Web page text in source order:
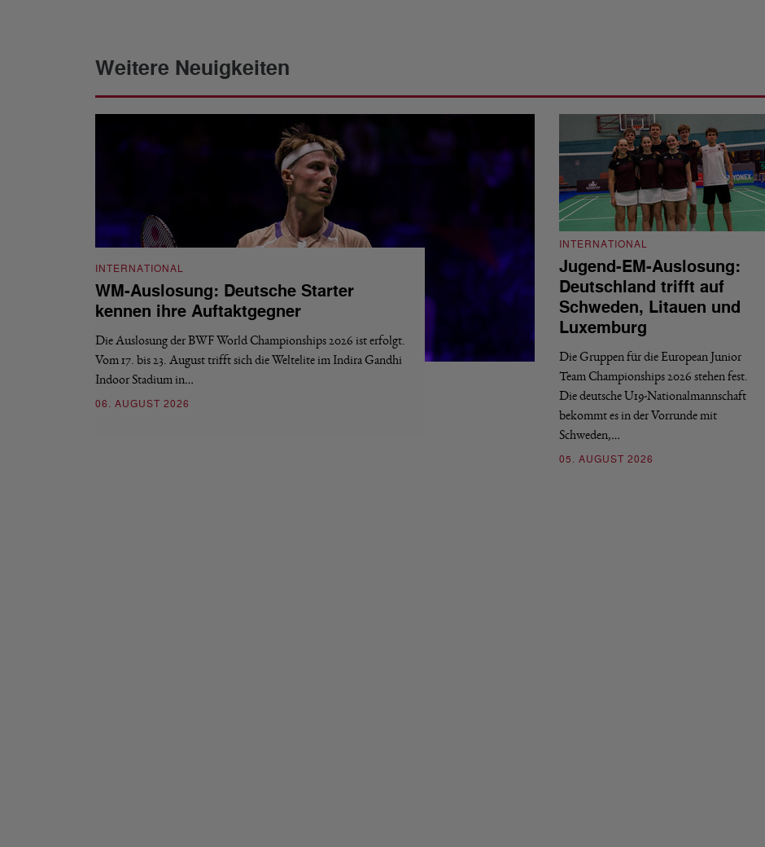
Weitere Neuigkeiten
INTERNATIONAL
WM-Auslosung: Deutsche Starter
kennen ihre Auftaktgegner
Die Auslosung der BWF World Championships 2026 ist erfolgt.
Vom 17. bis 23. August trifft sich die Weltelite im Indira Gandhi
Indoor Stadium in…
06. AUGUST 2026
INTERNATIONAL
Jugend-EM-Auslosung:
Deutschland trifft auf
Schweden, Litauen und
Luxemburg
Die Gruppen für die European Junior
Team Championships 2026 stehen fest.
Die deutsche U19-Nationalmannschaft
bekommt es in der Vorrunde mit
Schweden,…
05. AUGUST 2026